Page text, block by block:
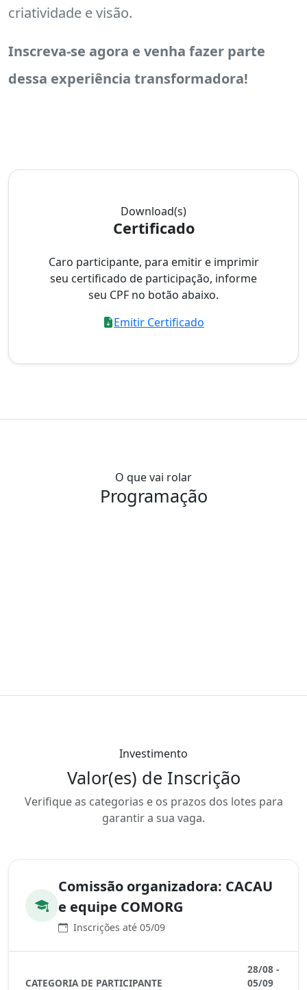
criatividade e visão.
Inscreva-se agora e venha fazer parte
dessa experiência transformadora!
Download(s)
Certificado
Caro participante, para emitir e imprimir
seu certificado de participação, informe
seu CPF no botão abaixo.
Emitir Certificado
O que vai rolar
Programação
Investimento
Valor(es) de Inscrição
Verifique as categorias e os prazos dos lotes para
garantir a sua vaga.
Comissão organizadora: CACAU
e equipe COMORG
Inscrições até 05/09
CATEGORIA DE PARTICIPANTE
28/08 -
05/09